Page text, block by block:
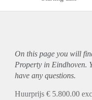
On this page you will
Property in Eindhoven.
have any questions.
Huurprijs € 5.800.00